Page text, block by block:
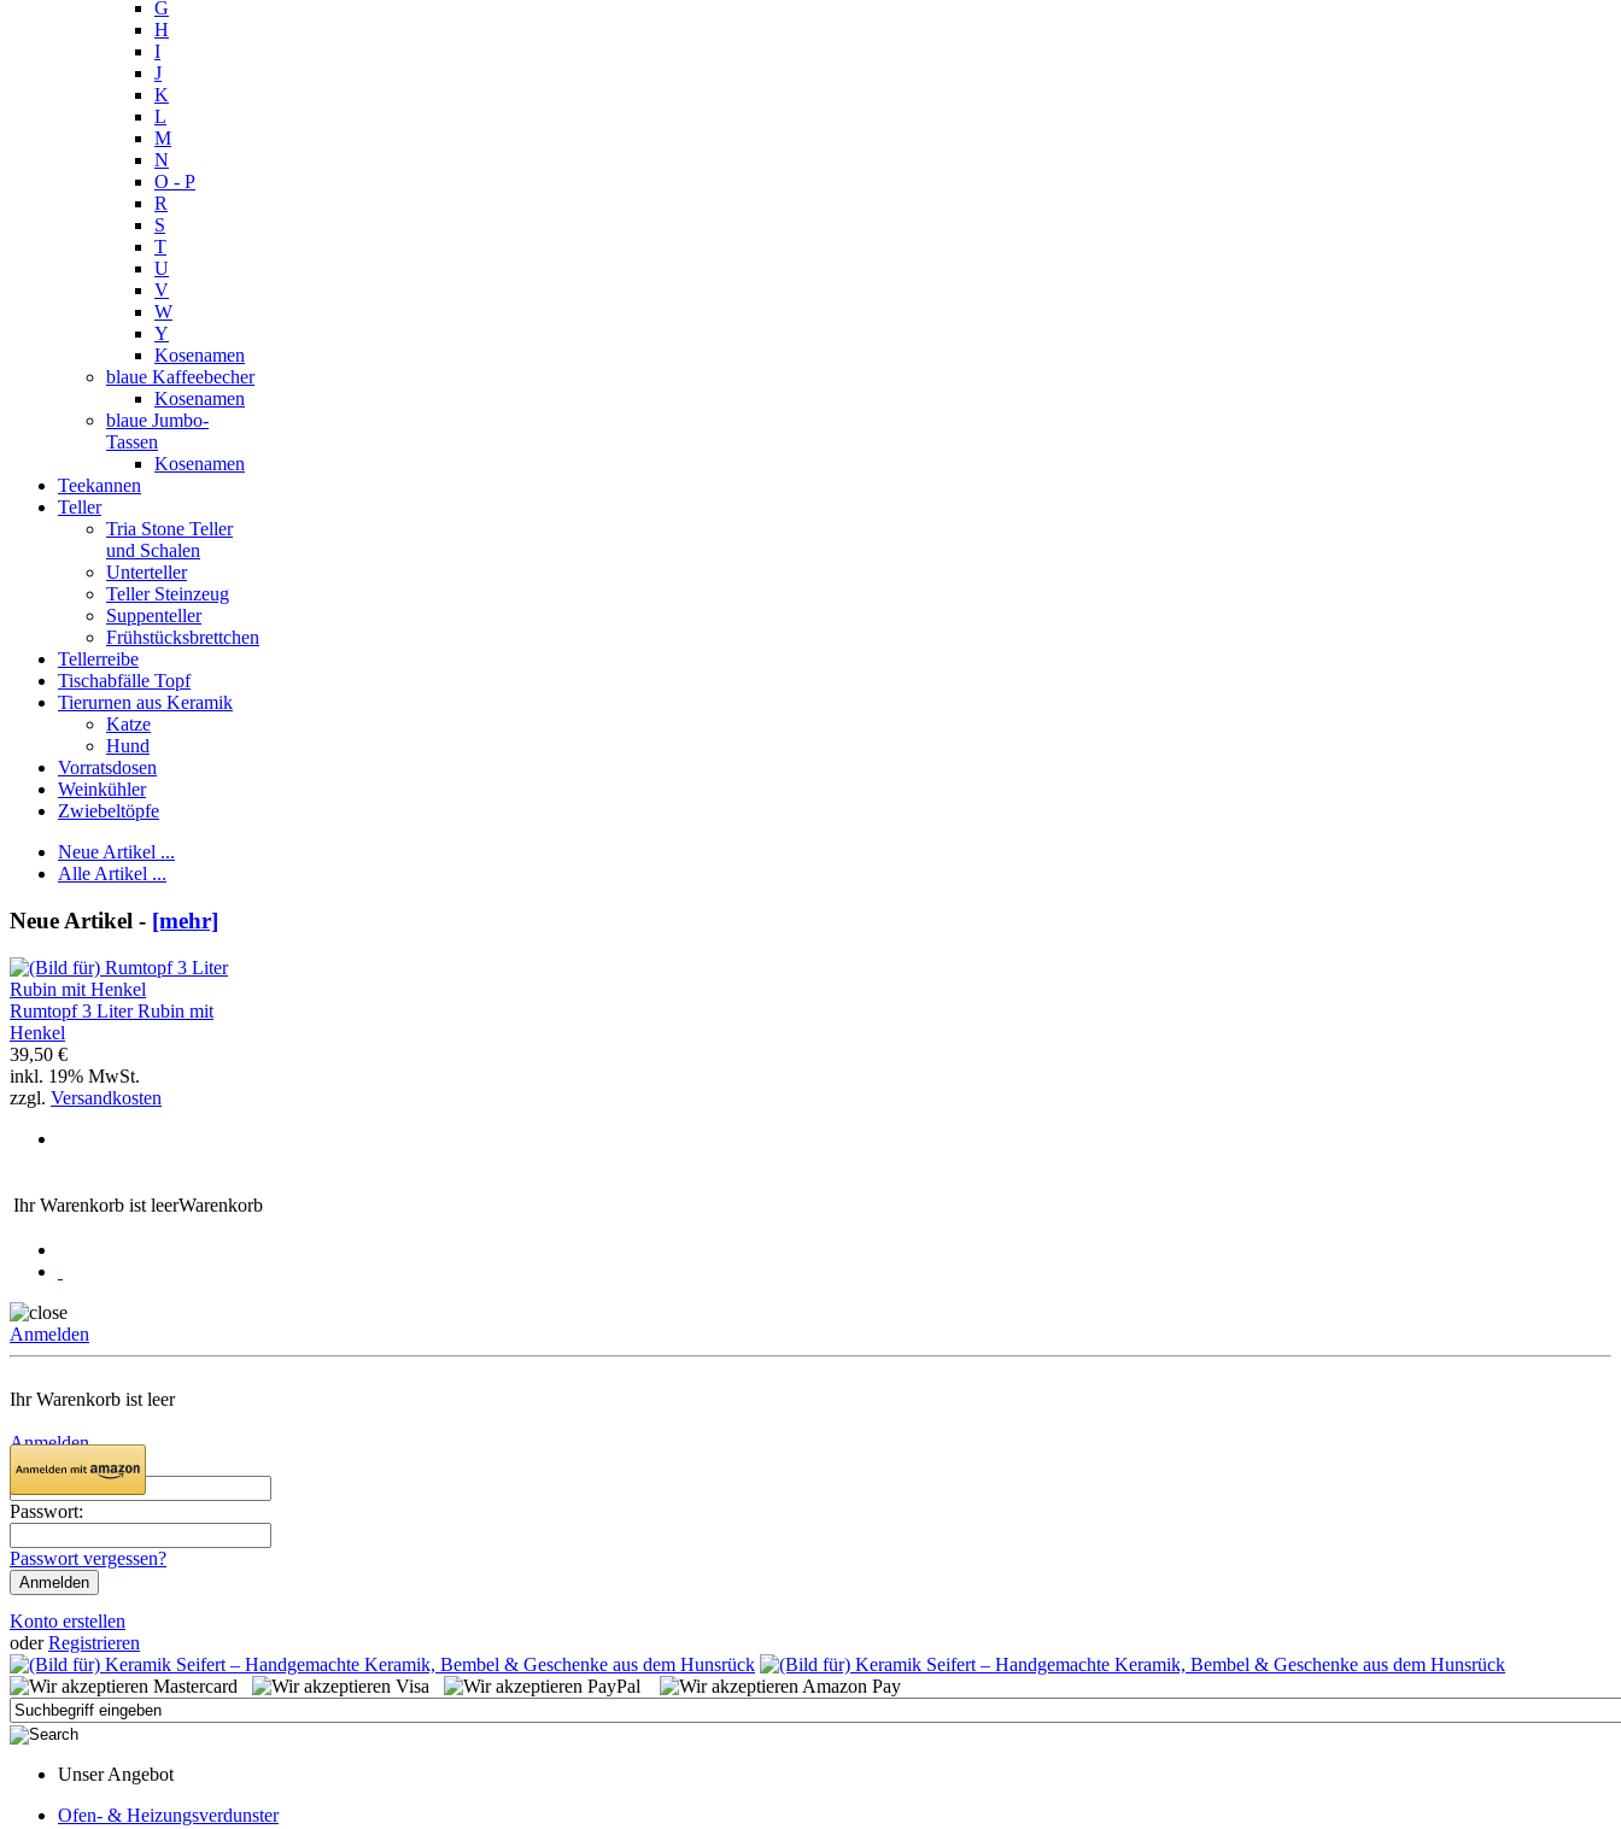
G
H
I
J
K
L
M
N
O - P
R
S
T
U
V
W
Y
Kosenamen
blaue Kaffeebecher
Kosenamen
blaue Jumbo-
Tassen
Kosenamen
Teekannen
Teller
Tria Stone Teller
und Schalen
Unterteller
Teller Steinzeug
Suppenteller
Frühstücksbrettchen
Tellerreibe
Tischabfälle Topf
Tierurnen aus Keramik
Katze
Hund
Vorratsdosen
Weinkühler
Zwiebeltöpfe
Neue Artikel ...
Alle Artikel ...
Neue Artikel - [mehr]
Rumtopf 3 Liter Rubin mit
Henkel
39,50 €
inkl. 19% MwSt.
zzgl. Versandkosten
Ihr Warenkorb ist leerWarenkorb
Anmelden
Ihr Warenkorb ist leer
Anmelden
Email:
Passwort:
Passwort vergessen?
Konto erstellen
oder Registrieren
Unser Angebot
Ofen- & Heizungsverdunster